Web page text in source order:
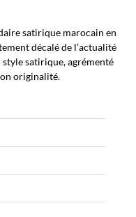
satirique marocain en
décalé de l’actualité
satirique, agrémenté
originalité.